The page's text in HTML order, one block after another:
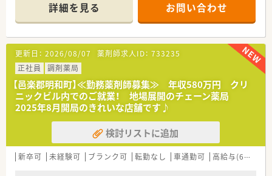
【店舗情報と応需状況について】
■東急東横線の自由が丘駅から徒歩8分の好立地に位置してお
り、毎日の通勤アクセスが非常にスムーズな調剤薬局です。
■内科や整形外科、皮膚科など幅広い科目を1日に約85枚応需し
ており、様々な処方箋に触れながらスキルアップが図れます。
■薬剤師は常勤3名とパート1名が在籍し、事務2名とともに常時
2〜3名体制で効率的かつ安全に業務を分担しています。
【募集背景と求める人物像について】
■今後の更なる積極的な店舗展開と体制強化を見据えて、現場を
盛り上げてくれる正社員の薬剤師を増員募集しています。
■組織が若く成長フェーズにあるため、自ら能動的にアイデアを
発信できる方を求めています。
■店舗固定ではなく会社全体を支える視点を持ち、状況に応じて
詳細を見る お問い合わせ
更新日： 2026/08/07 薬剤師求人ID： 733235
正社員
調剤薬局
【邑楽郡明和町】≪勤務薬剤師募集≫ 年収580万円 クリ
ニックビル内でのご就業！ 地場展開のチェーン薬局
2025年8月開局のきれいな店舗です♪
検討リストに追加
新卒可 未経験可 ブランク可 転勤なし 車通勤可 高給与(600万円以上)